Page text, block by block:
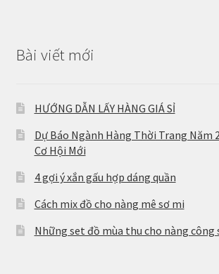
Bài viết mới
HƯỚNG DẪN LẤY HÀNG GIÁ SỈ
Dự Báo Ngành Hàng Thời Trang Năm
Cơ Hội Mới
4 gợi ý xắn gấu hợp dáng quần
Cách mix đồ cho nàng mê sơ mi
Những set đồ mùa thu cho nàng công